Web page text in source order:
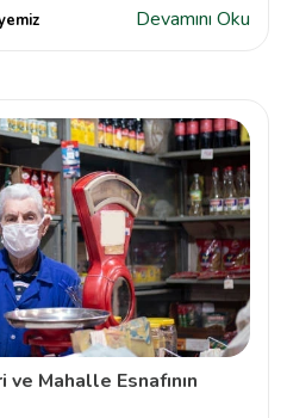
Devamını Oku
Mahalle Esnafının